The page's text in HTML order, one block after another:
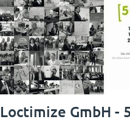
Loctimize GmbH -